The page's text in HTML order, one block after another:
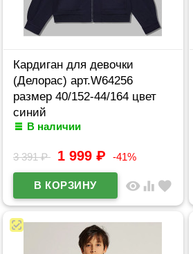
Кардиган для девочки
(Делорас) арт.W64256
размер 40/152-44/164 цвет
синий
В наличии
3 391₽ 1 999 ₽ -41%
visibility equalizer favorite